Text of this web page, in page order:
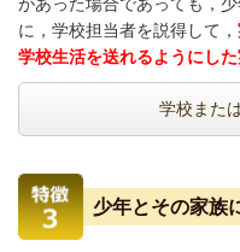
があった場合であっても，
に，学校担当者を説得して，
学校生活を送れるようにした
学校また
少年とその家族